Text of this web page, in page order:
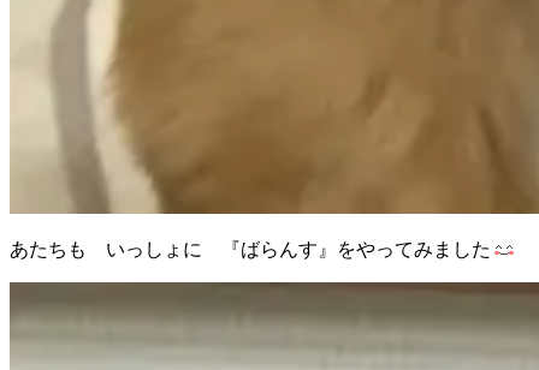
あたちも いっしょに 『ばらんす』をやってみました